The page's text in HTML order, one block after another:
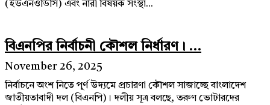
(ইউএনওডিসি) এবং নারী বিষয়ক সংস্থা...
বিএনপির নির্বাচনী কৌশল নির্ধারণ। ...
November 26, 2025
নির্বাচনে অংশ নিতে পূর্ণ উদ্যমে প্রচারণা কৌশল সাজাচ্ছে বাংলাদেশ
জাতীয়তাবাদী দল (বিএনপি)। দলীয় সূত্র বলছে, তরুণ ভোটারদের